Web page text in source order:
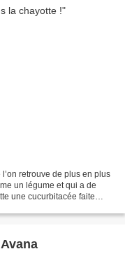
retrouve de plus en plus
un légume et qui a de
une cucurbitacée faite